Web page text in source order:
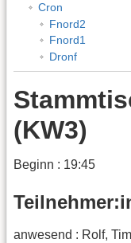
Cron
Fnord2
Fnord1
Dronf
(KW3)
Beginn : 19:45
anwesend : Rolf,